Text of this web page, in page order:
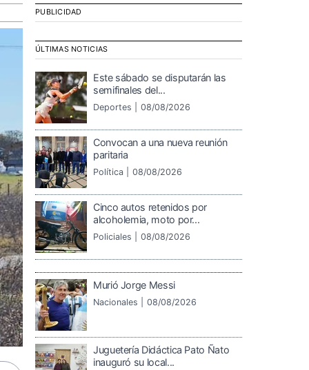
PUBLICIDAD
ÚLTIMAS NOTICIAS
Este sábado se disputarán las
semifinales del...
Deportes | 08/08/2026
Convocan a una nueva reunión
paritaria
Política | 08/08/2026
Cinco autos retenidos por
alcoholemia, moto por...
Policiales | 08/08/2026
Murió Jorge Messi
Nacionales | 08/08/2026
Juguetería Didáctica Pato Ñato
inauguró su local...